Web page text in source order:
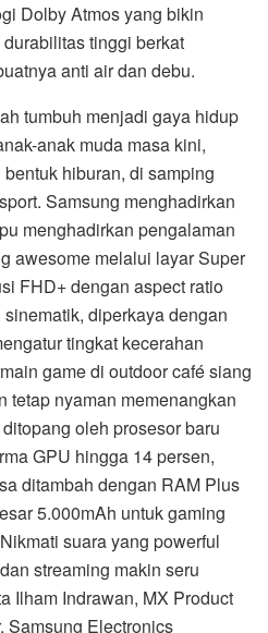
Dolby Atmos yang bikin
tinggi berkat
anti air dan debu.
tumbuh menjadi gaya hidup
anak muda masa kini,
hiburan, di samping
Samsung menghadirkan
menghadirkan pengalaman
awesome melalui layar Super
FHD+ dengan aspect ratio
diperkaya dengan
tingkat kecerahan
game di outdoor café siang
tetap nyaman memenangkan
oleh prosesor baru
GPU hingga 14 persen,
ditambah dengan RAM Plus
5.000mAh untuk gaming
suara yang powerful
streaming makin seru
Ilham Indrawan, MX Product
Samsung Electronics